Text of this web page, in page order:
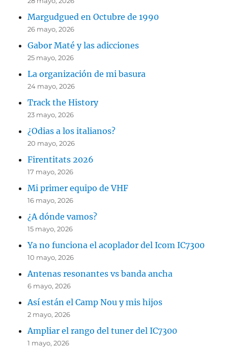
Margudgued en Octubre de 1990
26 mayo, 2026
Gabor Maté y las adicciones
25 mayo, 2026
La organización de mi basura
24 mayo, 2026
Track the History
23 mayo, 2026
¿Odias a los italianos?
20 mayo, 2026
Firentitats 2026
17 mayo, 2026
Mi primer equipo de VHF
16 mayo, 2026
¿A dónde vamos?
15 mayo, 2026
Ya no funciona el acoplador del Icom IC7300
10 mayo, 2026
Antenas resonantes vs banda ancha
6 mayo, 2026
Así están el Camp Nou y mis hijos
2 mayo, 2026
Ampliar el rango del tuner del IC7300
1 mayo, 2026